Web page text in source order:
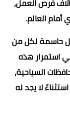
العالم.
حاسمة لكل من
استمرار هذه
السياحية،
لا يجد له